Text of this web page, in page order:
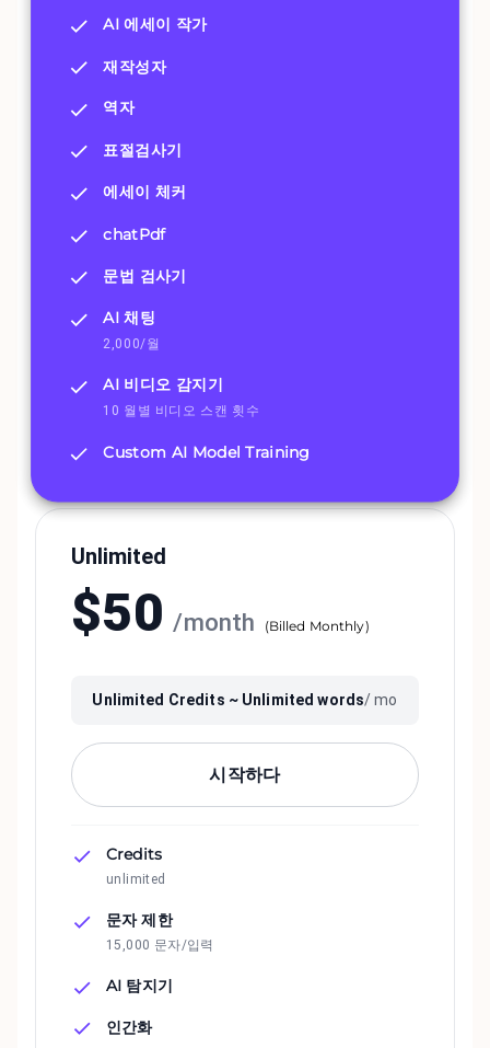
AI 에세이 작가
재작성자
역자
표절검사기
에세이 체커
chatPdf
문법 검사기
AI 채팅
2,000/월
AI 비디오 감지기
10 월별 비디오 스캔 횟수
Custom AI Model Training
Unlimited
$50 /month (Billed Monthly)
Unlimited Credits ~ Unlimited words/ mo
시작하다
Credits
unlimited
문자 제한
15,000 문자/입력
AI 탐지기
인간화